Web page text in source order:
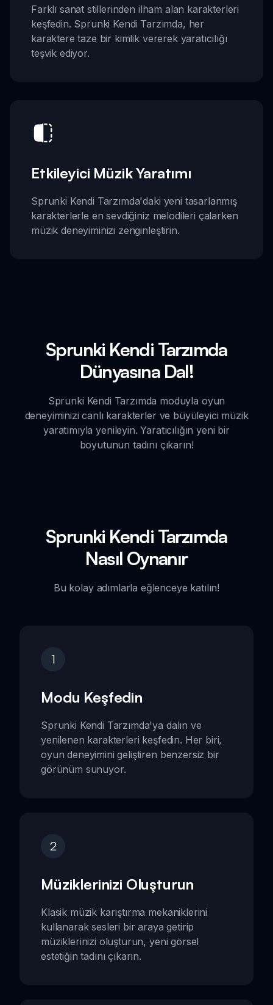
Farklı sanat stillerinden ilham alan karakterleri
keşfedin. Sprunki Kendi Tarzımda, her
karaktere taze bir kimlik vererek yaratıcılığı
teşvik ediyor.
Etkileyici Müzik Yaratımı
Sprunki Kendi Tarzımda'daki yeni tasarlanmış
karakterlerle en sevdiğiniz melodileri çalarken
müzik deneyiminizi zenginleştirin.
Sprunki Kendi Tarzımda
Dünyasına Dal!
Sprunki Kendi Tarzımda moduyla oyun
deneyiminizi canlı karakterler ve büyüleyici müzik
yaratımıyla yenileyin. Yaratıcılığın yeni bir
boyutunun tadını çıkarın!
Sprunki Kendi Tarzımda
Nasıl Oynanır
Bu kolay adımlarla eğlenceye katılın!
1
Modu Keşfedin
Sprunki Kendi Tarzımda'ya dalın ve
yenilenen karakterleri keşfedin. Her biri,
oyun deneyimini geliştiren benzersiz bir
görünüm sunuyor.
2
Müziklerinizi Oluşturun
Klasik müzik karıştırma mekaniklerini
kullanarak sesleri bir araya getirip
müziklerinizi oluşturun, yeni görsel
estetiğin tadını çıkarın.